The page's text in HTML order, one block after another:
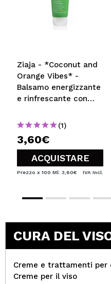
Ziaja - *Coconut and
Orange Vibes* -
Balsamo energizzante
e rinfrescante con
(1)
3,60€
ACQUISTARE
Prezzo x 100 Ml: 3,60€ IVA Incl.
CURA DEL
Creme e trattamenti per
Creme per il viso